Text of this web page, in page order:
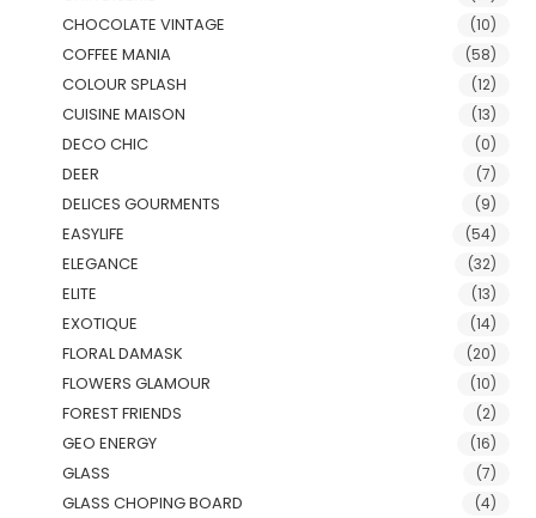
CHOCOLATE VINTAGE (10)
COFFEE MANIA (58)
COLOUR SPLASH (12)
CUISINE MAISON (13)
DECO CHIC (0)
DEER (7)
DELICES GOURMENTS (9)
EASYLIFE (54)
ELEGANCE (32)
ELITE (13)
EXOTIQUE (14)
FLORAL DAMASK (20)
FLOWERS GLAMOUR (10)
FOREST FRIENDS (2)
GEO ENERGY (16)
GLASS (7)
GLASS CHOPING BOARD (4)